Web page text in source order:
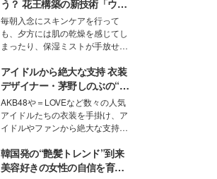
ク。猛暑のお出かけを快適に過ご
すヒントや、2人が感動した夏の
生理の新常識にも迫りました。
う？ 花王構築の新技術「ウォ
ーターキャプチャリングスキ
ン（捕水肌）」がスキンケア
の常識を変える予感
毎朝入念にスキンケアを行って
も、夕方には肌の乾燥を感じてし
まったり、保湿ミストが手放せな
な美容の常識を大きく変える可能
性を秘めた、革新的な「Water
Capturing Skin（ウォーターキャ
プチャリングスキン：捕水肌）」
技術を、花王が構築した。
アイドルから絶大な支持 衣装
デザイナー・茅野しのぶの“可
愛い”を作る美学＜「シチズン
クロスシー」インタビュー＞
AKB48や＝LOVEなど数々の人気
アイドルたちの衣装を手掛け、ア
イドルやファンから絶大な支持を
取締役兼クリエイティブディレク
ター・茅野しのぶ。一人ひとりの
韓国発の“艶髪トレンド”到来
美容好きの女性の自信を育む